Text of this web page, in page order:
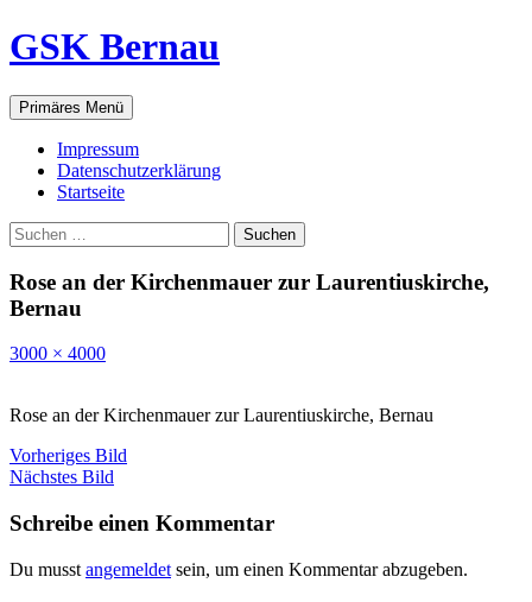
GSK Bernau
Suchen
Primäres Menü Zum
Inhalt
springen
Impressum
Datenschutzerklärung
Startseite
Suchen
nach:
Rose an der Kirchenmauer zur Laurentiuskirche,
Bernau
3000 × 4000
Rose an der Kirchenmauer zur Laurentiuskirche, Bernau
Vorheriges Bild
Nächstes Bild
Schreibe einen Kommentar
Du musst angemeldet sein, um einen Kommentar abzugeben.